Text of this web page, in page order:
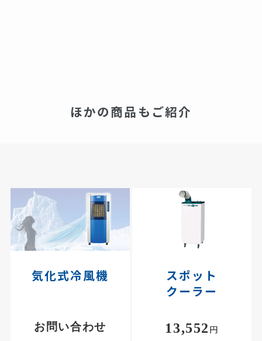
ほかの商品もご紹介
気化式冷風機
お問い合わせ
スポット
クーラー
13,552 円